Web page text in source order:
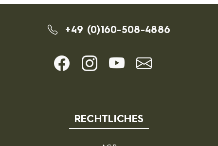
+49 (0)160-508-4886
RECHTLICHES